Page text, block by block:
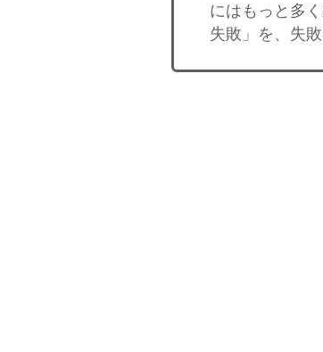
にはもっと多
失敗」を、失